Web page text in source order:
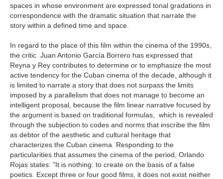
spaces in whose environment are expressed tonal gradations in
correspondence with the dramatic situation that narrate the
story within a defined time and space.
In regard to the place of this film within the cinema of the 1990s,
the critic Juan Antonio García Borrero has expressed that
Reyna y Rey contributes to determine or to emphasize the most
active tendency for the Cuban cinema of the decade, although it
is limited to narrate a story that does not surpass the limits
imposed by a parallelism that does not manage to become an
intelligent proposal, because the film linear narrative focused by
the argument is based on traditional formulas, which is revealed
through the subjection to codes and norms that inscribe the film
as debtor of the aesthetic and cultural heritage that
characterizes the Cuban cinema. Responding to the
particularities that assumes the cinema of the period, Orlando
Rojas states: "It is nothing: to create on the basis of a false
poetics. Except three or four good films, it does not exist neither